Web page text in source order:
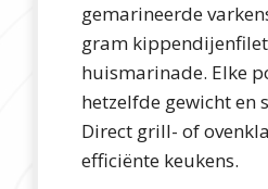
gemarineerde
gram
huismarinade. Elke
hetzelfde gewicht en
Direct grill- of
efficiënte keukens.